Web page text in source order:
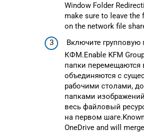
Window Folder
make sure to leave the
on the network file
Включите групповую
КФМ.Enable KFM
папки перемещаются
объединяются с
рабочими столами,
папками
весь файловый
на первом
OneDrive and will